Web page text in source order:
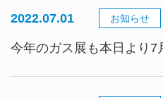
2022.07.01 お知らせ
今年のガス展も本日より7